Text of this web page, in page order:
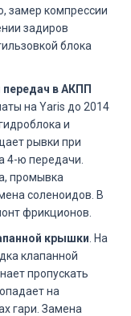
замер компрессии
задиров
блока
передач в АКПП
на Yaris до 2014
и
рывки при
4-ю передачи.
промывка
соленоидов. В
фрикционов.
крышки . На
клапанной
пропускать
на
гари. Замена